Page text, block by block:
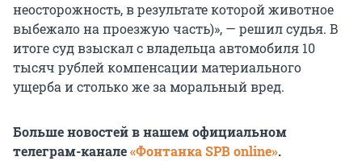
неосторожность, в результате которой животное
выбежало на проезжую часть)», — решил судья. В
итоге суд взыскал с владельца автомобиля 10
тысяч рублей компенсации материального
ущерба и столько же за моральный вред.
Больше новостей в нашем официальном
телеграм-канале«Фонтанка SPB online».